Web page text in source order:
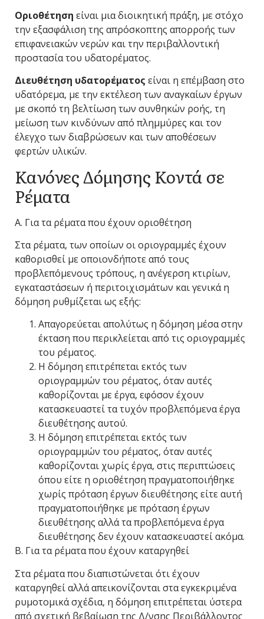
Οριοθέτηση είναι μια διοικητική πράξη, με στόχο
την εξασφάλιση της απρόσκοπτης απορροής των
επιφανειακών νερών και την περιβαλλοντική
προστασία του υδατορέματος.
Διευθέτηση υδατορέματος είναι η επέμβαση στο
υδατόρεμα, με την εκτέλεση των αναγκαίων έργων
με σκοπό τη βελτίωση των συνθηκών ροής, τη
μείωση των κινδύνων από πλημμύρες και τον
έλεγχο των διαβρώσεων και των αποθέσεων
φερτών υλικών.
Κανόνες Δόμησης Κοντά σε
Ρέματα
Α. Για τα ρέματα που έχουν οριοθέτηση
Στα ρέματα, των οποίων οι οριογραμμές έχουν
καθορισθεί με οποιονδήποτε από τους
προβλεπόμενους τρόπους, η ανέγερση κτιρίων,
εγκαταστάσεων ή περιτοιχισμάτων και γενικά η
δόμηση ρυθμίζεται ως εξής:
Απαγορεύεται απολύτως η δόμηση μέσα στην
έκταση που περικλείεται από τις οριογραμμές
του ρέματος.
Η δόμηση επιτρέπεται εκτός των
οριογραμμών του ρέματος, όταν αυτές
καθορίζονται με έργα, εφόσον έχουν
κατασκευαστεί τα τυχόν προβλεπόμενα έργα
διευθέτησης αυτού.
Η δόμηση επιτρέπεται εκτός των
οριογραμμών του ρέματος, όταν αυτές
καθορίζονται χωρίς έργα, στις περιπτώσεις
όπου είτε η οριοθέτηση πραγματοποιήθηκε
χωρίς πρόταση έργων διευθέτησης είτε αυτή
πραγματοποιήθηκε με πρόταση έργων
διευθέτησης αλλά τα προβλεπόμενα έργα
διευθέτησης δεν έχουν κατασκευαστεί ακόμα.
Β. Για τα ρέματα που έχουν καταργηθεί
Στα ρέματα που διαπιστώνεται ότι έχουν
καταργηθεί αλλά απεικονίζονται στα εγκεκριμένα
ρυμοτομικά σχέδια, η δόμηση επιτρέπεται ύστερα
από σχετική βεβαίωση της Δ/νσης Περιβάλλοντος